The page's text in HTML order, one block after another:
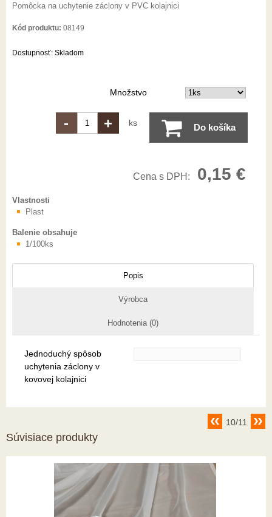
Pomôcka na uchytenie záclony v PVC kolajnici
Kód produktu: 08149
Dostupnosť: Skladom
Množstvo
- + ks Do košíka
Cena s DPH: 0,15 €
Vlastnosti
Plast
Balenie obsahuje
1/100ks
Popis
Výrobca
Hodnotenia (0)
Jednoduchý spôsob
uchytenia záclony v
kovovej kolajnici
10/11
Súvisiace produkty